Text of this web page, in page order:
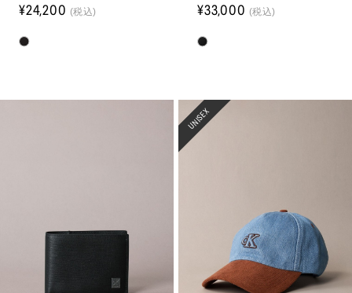
¥24,200 (税込) ¥33,000 (税込)
UNISEX